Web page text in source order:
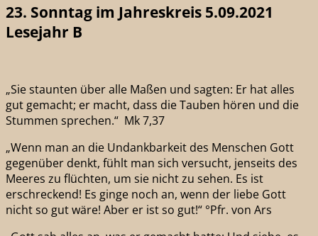
23. Sonntag im Jahreskreis 5.09.2021
Lesejahr B
„Sie staunten über alle Maßen und sagten: Er hat alles
gut gemacht; er macht, dass die Tauben hören und die
Stummen sprechen.“ Mk 7,37
„Wenn man an die Undankbarkeit des Menschen Gott
gegenüber denkt, fühlt man sich versucht, jenseits des
Meeres zu flüchten, um sie nicht zu sehen. Es ist
erschreckend! Es ginge noch an, wenn der liebe Gott
nicht so gut wäre! Aber er ist so gut!“ °Pfr. von Ars